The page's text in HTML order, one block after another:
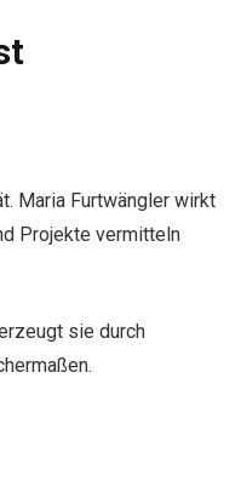
Maria Furtwängler wirkt
Projekte vermitteln
sie durch